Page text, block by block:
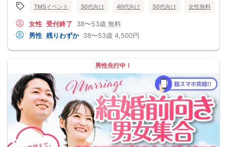
TMSイベント 30代向け 40代向け 50代向け 女性無料
女性 受付終了 38〜53歳 無料
男性 残りわずか 38〜53歳 4,500円
男性先行中！